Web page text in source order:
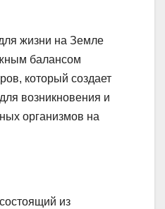
жизни на Земле
балансом
который создает
возникновения и
организмов на
из